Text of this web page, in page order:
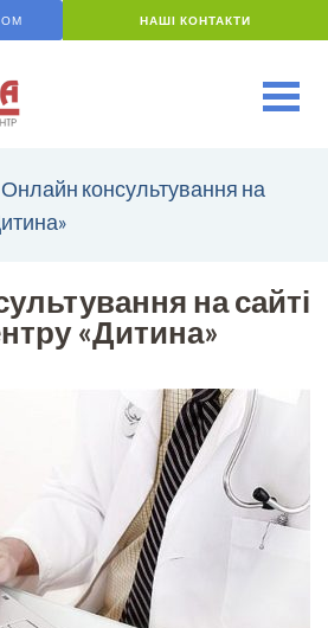
НАШІ КОНТАКТИ
Онлайн консультування на
на сайті
«Дитина»